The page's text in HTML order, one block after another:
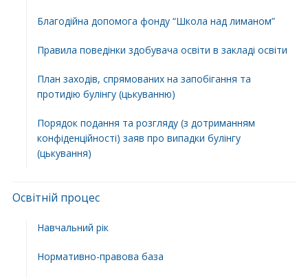
Благодійна допомога фонду “Школа над лиманом”
Правила поведінки здобувача освіти в закладі освіти
План заходів, спрямованих на запобігання та
протидію булінгу (цькуванню)
Порядок подання та розгляду (з дотриманням
конфіденційності) заяв про випадки булінгу
(цькування)
Освітній процес
Навчальний рік
Нормативно-правова база